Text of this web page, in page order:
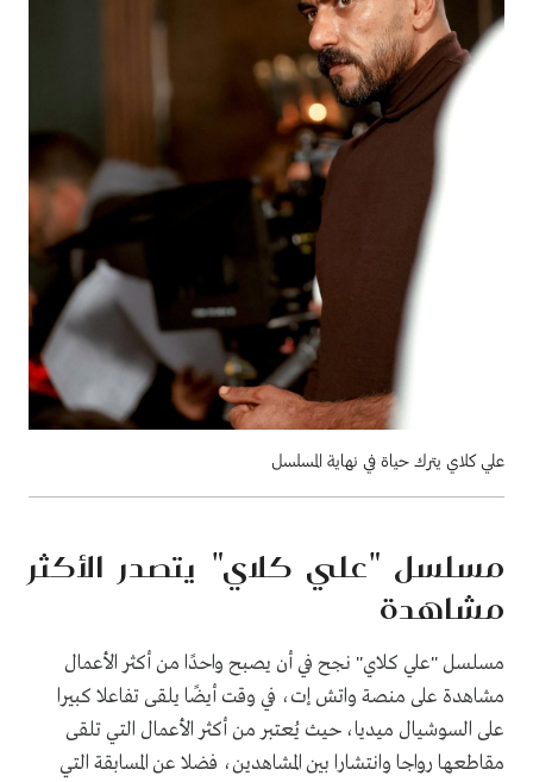
علي كلاي يترك حياة في نهاية المسلسل
مسلسل "علي كلاي" يتصدر الأكثر
مشاهدة
مسلسل "علي كلاي" نجح في أن يصبح واحدًا من أكثر الأعمال
مشاهدة على منصة واتش إت، في وقت أيضًا يلقى تفاعلا كبيرا
على السوشيال ميديا، حيث يُعتبر من أكثر الأعمال التي تلقى
مقاطعها رواجا وانتشارا بين المشاهدين، فضلا عن المسابقة التي